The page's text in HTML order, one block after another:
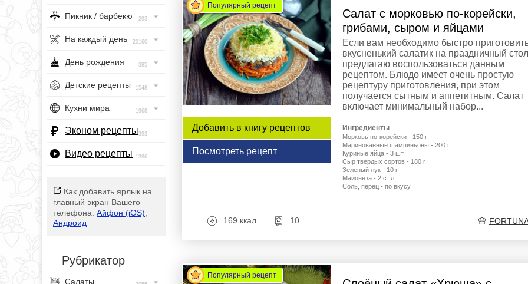
Пикник / барбекю 293
На каждый день 20160
День рождения 385
Детские рецепты 1548
Кухни мира 1968
Эконом рецепты393
Видео рецепты 1396
Как добавить ярлык на
главный экран Вашего
телефона: Айфон (iOS)
Андроид
Рубрикатор
Салаты
Популярный рецепт
Добавить в книгу рецептов
Посмотреть рецепт
Салат с морковью по-корейски,
грибами, сыром и яйцами
Если вам необходимо быстро
вкусненький салатик на праздничный
предлагаю воспользоваться данным
рецептом. Блюдо имеет очень простую
рецептуру приготовления, при этом
получается сытным и аппетитным. Салат
включает минимальный набор...
Ингредиенты
Морковь по-корейски - 150 г
Маринованные шампиньоны - 200 г
Куриные яйца - 3 шт.
Сыр твердых сортов - 180 г
Зеленый лук - 10 г
Майонеза - 2 ст.л.
Соль, перец - по вкусу
169 ккал 10
Популярный рецепт